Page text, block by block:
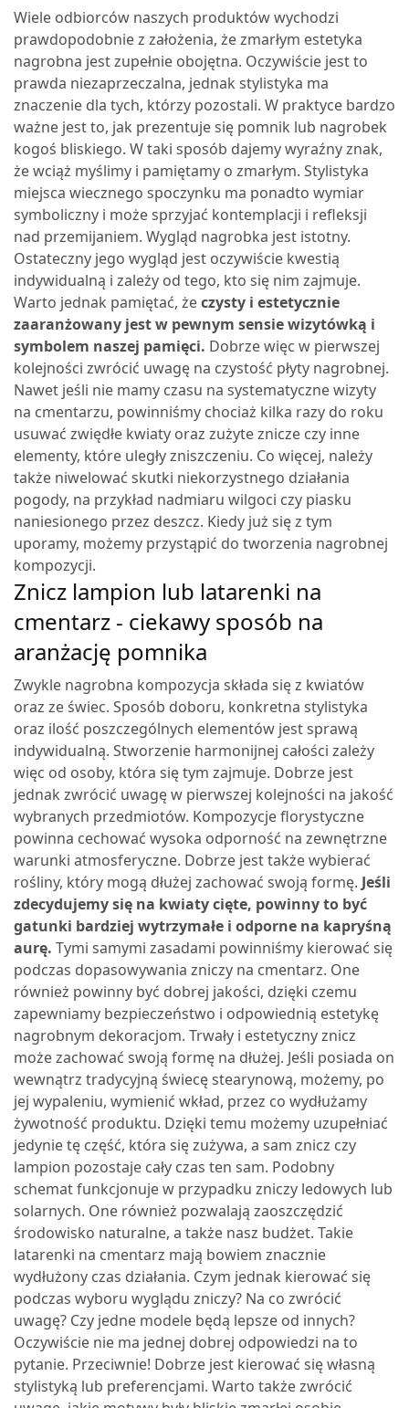
Wiele odbiorców naszych produktów wychodzi
prawdopodobnie z założenia, że zmarłym estetyka
nagrobna jest zupełnie obojętna. Oczywiście jest to
prawda niezaprzeczalna, jednak stylistyka ma
znaczenie dla tych, którzy pozostali. W praktyce bardzo
ważne jest to, jak prezentuje się pomnik lub nagrobek
kogoś bliskiego. W taki sposób dajemy wyraźny znak,
że wciąż myślimy i pamiętamy o zmarłym. Stylistyka
miejsca wiecznego spoczynku ma ponadto wymiar
symboliczny i może sprzyjać kontemplacji i refleksji
nad przemijaniem. Wygląd nagrobka jest istotny.
Ostateczny jego wygląd jest oczywiście kwestią
indywidualną i zależy od tego, kto się nim zajmuje.
Warto jednak pamiętać, żeczysty i estetycznie
zaaranżowany jest w pewnym sensie wizytówką i
symbolem naszej pamięci. Dobrze więc w pierwszej
kolejności zwrócić uwagę na czystość płyty nagrobnej.
Nawet jeśli nie mamy czasu na systematyczne wizyty
na cmentarzu, powinniśmy chociaż kilka razy do roku
usuwać zwiędłe kwiaty oraz zużyte znicze czy inne
elementy, które uległy zniszczeniu. Co więcej, należy
także niwelować skutki niekorzystnego działania
pogody, na przykład nadmiaru wilgoci czy piasku
naniesionego przez deszcz. Kiedy już się z tym
uporamy, możemy przystąpić do tworzenia nagrobnej
kompozycji.
Znicz lampion lub latarenki na
cmentarz - ciekawy sposób na
aranżację pomnika
Zwykle nagrobna kompozycja składa się z kwiatów
oraz ze świec. Sposób doboru, konkretna stylistyka
oraz ilość poszczególnych elementów jest sprawą
indywidualną. Stworzenie harmonijnej całości zależy
więc od osoby, która się tym zajmuje. Dobrze jest
jednak zwrócić uwagę w pierwszej kolejności na jakość
wybranych przedmiotów. Kompozycje florystyczne
powinna cechować wysoka odporność na zewnętrzne
warunki atmosferyczne. Dobrze jest także wybierać
rośliny, który mogą dłużej zachować swoją formę. Jeśli
zdecydujemy się na kwiaty cięte, powinny to być
gatunki bardziej wytrzymałe i odporne na kapryśną
aurę. Tymi samymi zasadami powinniśmy kierować się
podczas dopasowywania zniczy na cmentarz. One
również powinny być dobrej jakości, dzięki czemu
zapewniamy bezpieczeństwo i odpowiednią estetykę
nagrobnym dekoracjom. Trwały i estetyczny znicz
może zachować swoją formę na dłużej. Jeśli posiada on
wewnątrz tradycyjną świecę stearynową, możemy, po
jej wypaleniu, wymienić wkład, przez co wydłużamy
żywotność produktu. Dzięki temu możemy uzupełniać
jedynie tę część, która się zużywa, a sam znicz czy
lampion pozostaje cały czas ten sam. Podobny
schemat funkcjonuje w przypadku zniczy ledowych lub
solarnych. One również pozwalają zaoszczędzić
środowisko naturalne, a także nasz budżet. Takie
latarenki na cmentarz mają bowiem znacznie
wydłużony czas działania. Czym jednak kierować się
podczas wyboru wyglądu zniczy? Na co zwrócić
uwagę? Czy jedne modele będą lepsze od innych?
Oczywiście nie ma jednej dobrej odpowiedzi na to
pytanie. Przeciwnie! Dobrze jest kierować się własną
stylistyką lub preferencjami. Warto także zwrócić